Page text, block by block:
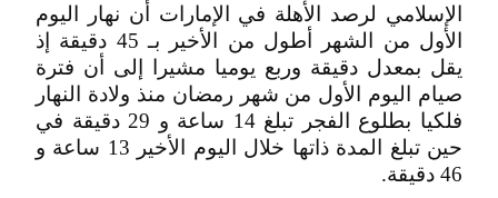
الإسلامي لرصد الأهلة في الإمارات أن نهار اليوم
الأول من الشهر أطول من الأخير بـ 45 دقيقة إذ
يقل بمعدل دقيقة وربع يوميا مشيرا إلى أن فترة
صيام اليوم الأول من شهر رمضان منذ ولادة النهار
فلكيا بطلوع الفجر تبلغ 14 ساعة و 29 دقيقة في
حين تبلغ المدة ذاتها خلال اليوم الأخير 13 ساعة و
46 دقيقة.